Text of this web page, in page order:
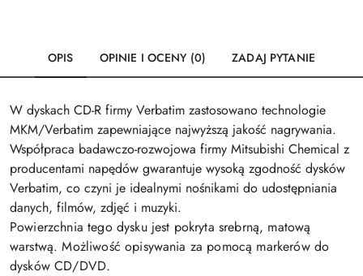
OPIS OPINIE I OCENY (0) ZADAJ PYTANIE
W dyskach CD-R firmy Verbatim zastosowano technologie
MKM/Verbatim zapewniające najwyższą jakość nagrywania.
Współpraca badawczo-rozwojowa firmy Mitsubishi Chemical z
producentami napędów gwarantuje wysoką zgodność dysków
Verbatim, co czyni je idealnymi nośnikami do udostępniania
danych, filmów, zdjęć i muzyki.
Powierzchnia tego dysku jest pokryta srebrną, matową
warstwą. Możliwość opisywania za pomocą markerów do
dysków CD/DVD.